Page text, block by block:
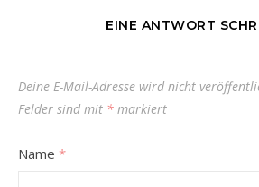
EINE ANTWORT
Deine E-Mail-Adresse wird nicht
Felder sind mit * markiert
Name *